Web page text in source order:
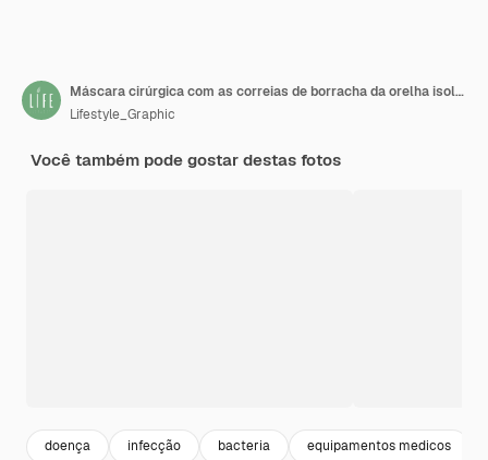
Máscara cirúrgica com as correias de borracha da orelha isoladas no branco com trajeto de grampeamento.
Lifestyle_Graphic
Você também pode gostar destas fotos
doença infecção bacteria equipamentos medicos